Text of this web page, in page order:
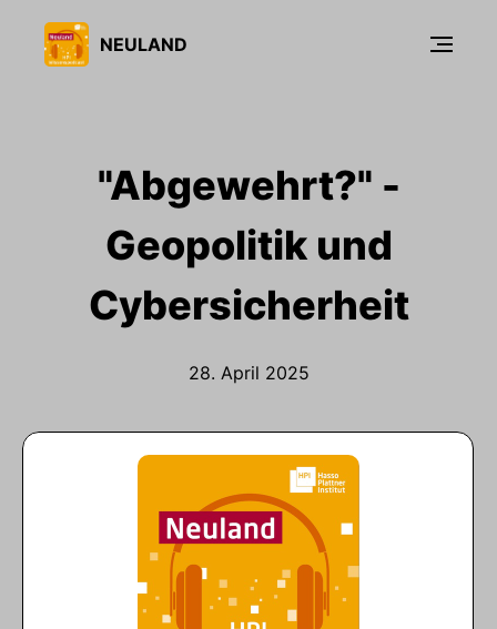
NEULAND
"Abgewehrt?" -
Geopolitik und
Cybersicherheit
28. April 2025